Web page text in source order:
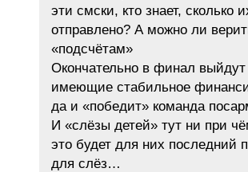
эти смски, кто знает,
отправлено? А можно ли
«подсчётам»
Окончательно в финал
имеющие стабильное
да и «победит» команда
И «слёзы детей» тут ни при
это будет для них последний
для слёз…